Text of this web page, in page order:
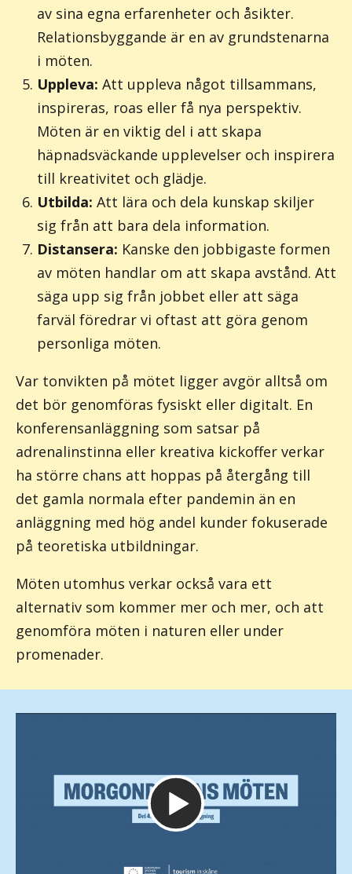
av sina egna erfarenheter och åsikter.
Relationsbyggande är en av grundstenarna
i möten.
Uppleva: Att uppleva något tillsammans,
inspireras, roas eller få nya perspektiv.
Möten är en viktig del i att skapa
häpnadsväckande upplevelser och inspirera
till kreativitet och glädje.
Utbilda: Att lära och dela kunskap skiljer
sig från att bara dela information.
Distansera: Kanske den jobbigaste formen
av möten handlar om att skapa avstånd. Att
säga upp sig från jobbet eller att säga
farväl föredrar vi oftast att göra genom
personliga möten.
Var tonvikten på mötet ligger avgör alltså om
det bör genomföras fysiskt eller digitalt. En
konferensanläggning som satsar på
adrenalinstinna eller kreativa kickoffer verkar
ha större chans att hoppas på återgång till
det gamla normala efter pandemin än en
anläggning med hög andel kunder fokuserade
på teoretiska utbildningar.
Möten utomhus verkar också vara ett
alternativ som kommer mer och mer, och att
genomföra möten i naturen eller under
promenader.